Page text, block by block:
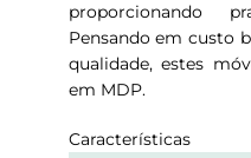
proporcionando
Pensando em custo
qualidade, estes
em MDP.
Características